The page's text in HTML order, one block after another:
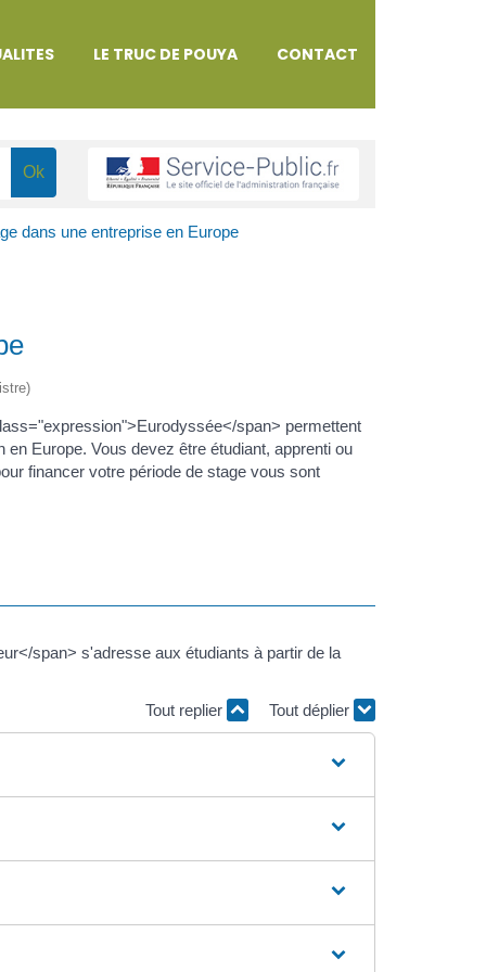
LE TRUC DE POUYA CONTACT
dans une entreprise en Europe
span> permettent
Europe. Vous devez être étudiant, apprenti ou
financer votre période de stage vous sont
span> s'adresse aux étudiants à partir de la
Tout replier Tout déplier